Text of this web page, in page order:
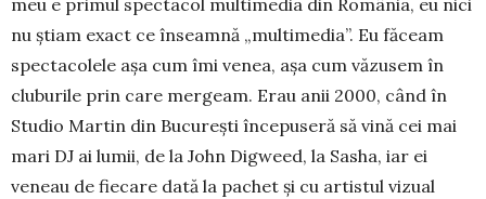
meu e primul spectacol multimedia din Ro­mâ­nia, eu nici
nu știam exact ce înseamnă „multi­me­dia”. Eu făceam
spectacolele așa cum îmi venea, așa cum văzusem în
cluburile prin care mergeam. Erau anii 2000, când în
Studio Martin din București înce­puseră să vină cei mai
mari DJ ai lumii, de la John Digweed, la Sasha, iar ei
veneau de fiecare dată la pachet și cu artistul vizual